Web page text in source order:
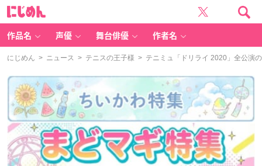
作品名 声優 舞台俳優 作者名
にじめん > ニュース > テニスの王子様 > テニミュ「ドリライ 2020」全公演